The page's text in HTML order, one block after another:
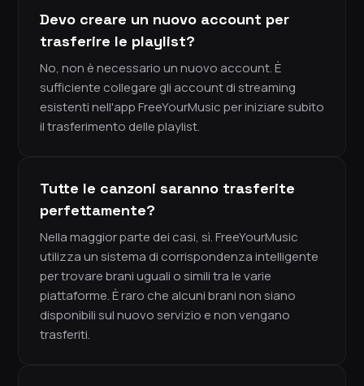
Devo creare un nuovo account per
trasferire le playlist?
No, non è necessario un nuovo account. È
sufficiente collegare gli account di streaming
esistenti nell'app FreeYourMusic per iniziare subito
il trasferimento delle playlist.
Tutte le canzoni saranno trasferite
perfettamente?
Nella maggior parte dei casi, sì. FreeYourMusic
utilizza un sistema di corrispondenza intelligente
per trovare brani uguali o simili tra le varie
piattaforme. È raro che alcuni brani non siano
disponibili sul nuovo servizio e non vengano
trasferiti.